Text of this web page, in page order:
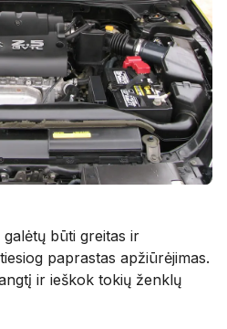
būti greitas ir
paprastas apžiūrėjimas.
ir ieškok tokių ženklų